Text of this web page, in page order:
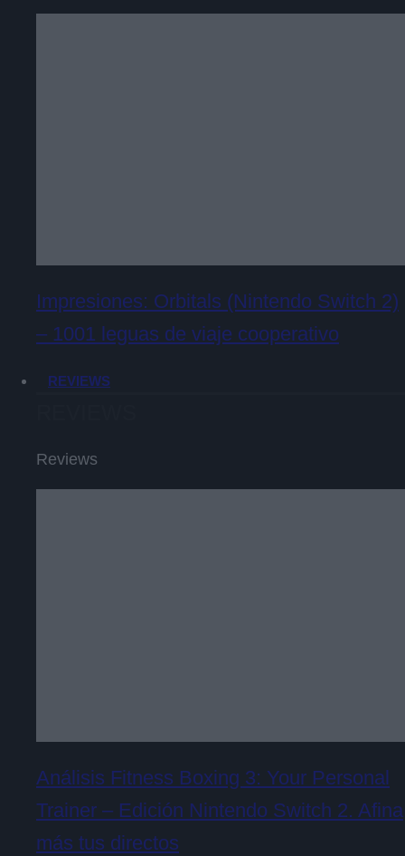
Impresiones: Orbitals (Nintendo Switch 2)
– 1001 leguas de viaje cooperativo
REVIEWS
Reviews
Análisis Fitness Boxing 3: Your Personal
Trainer – Edición Nintendo Switch 2. Afina
más tus directos